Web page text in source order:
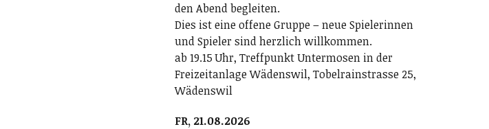
den Abend begleiten.
Dies ist eine offene Gruppe – neue Spielerinnen
und Spieler sind herzlich willkommen.
ab 19.15 Uhr, Treffpunkt Untermosen in der
Freizeitanlage Wädenswil, Tobelrainstrasse 25,
Wädenswil
FR, 21.08.2026